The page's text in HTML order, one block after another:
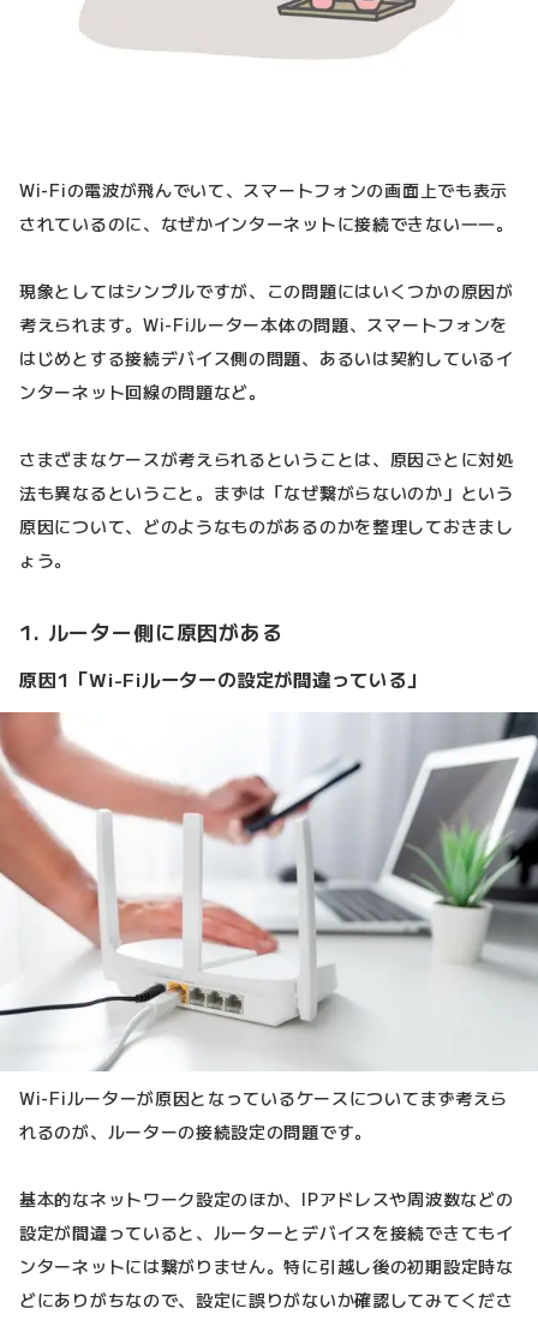
Wi-Fiの電波が飛んでいて、スマートフォンの画面上でも表示
されているのに、なぜかインターネットに接続できない――。
現象としてはシンプルですが、この問題にはいくつかの原因が
考えられます。Wi-Fiルーター本体の問題、スマートフォンを
はじめとする接続デバイス側の問題、あるいは契約しているイ
ンターネット回線の問題など。
さまざまなケースが考えられるということは、原因ごとに対処
法も異なるということ。まずは「なぜ繋がらないのか」という
原因について、どのようなものがあるのかを整理しておきまし
ょう。
1. ルーター側に原因がある
原因1「Wi-Fiルーターの設定が間違っている」
Wi-Fiルーターが原因となっているケースについてまず考えら
れるのが、ルーターの接続設定の問題です。
基本的なネットワーク設定のほか、IPアドレスや周波数などの
設定が間違っていると、ルーターとデバイスを接続できてもイ
ンターネットには繋がりません。特に引越し後の初期設定時な
どにありがちなので、設定に誤りがないか確認してみてくださ